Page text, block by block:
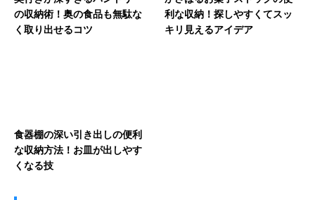
の収納術！奥の食品も無駄な
く取り出せるコツ
利な収納！探しやすくてスッ
キリ見えるアイデア
食器棚の深い引き出しの便利
な収納方法！お皿が出しやす
くなる技